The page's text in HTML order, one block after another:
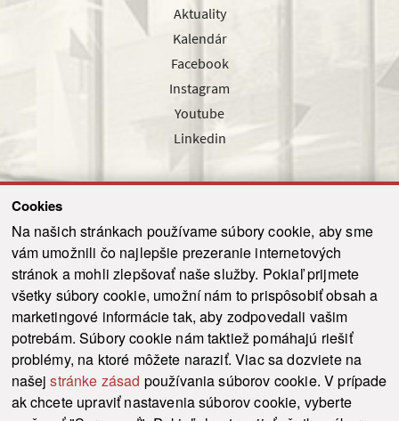
Cookies
Na našich stránkach používame súbory cookie, aby sme
vám umožnili čo najlepšie prezeranie internetových
stránok a mohli zlepšovať naše služby. Pokiaľ prijmete
všetky súbory cookie, umožní nám to prispôsobiť obsah a
marketingové informácie tak, aby zodpovedali vašim
potrebám. Súbory cookie nám taktiež pomáhajú riešiť
problémy, na ktoré môžete naraziť. Viac sa dozviete na
našejstránke zásad používania súborov cookie. V prípade
ak chcete upraviť nastavenia súborov cookie, vyberte
Aktuality
Kalendár
Facebook
Instagram
Youtube
Linkedin
Odoslať
© 2021-2026 ku.sk. Všetky práva vyhradené. | Ochrana osobných údajov
Vyhlásenie o prístupnosti | Admin